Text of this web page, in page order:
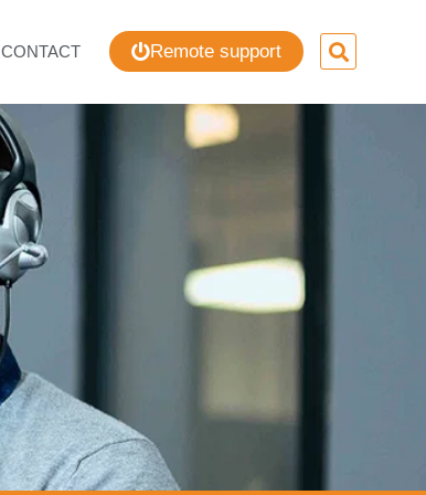
CONTACT Remote support